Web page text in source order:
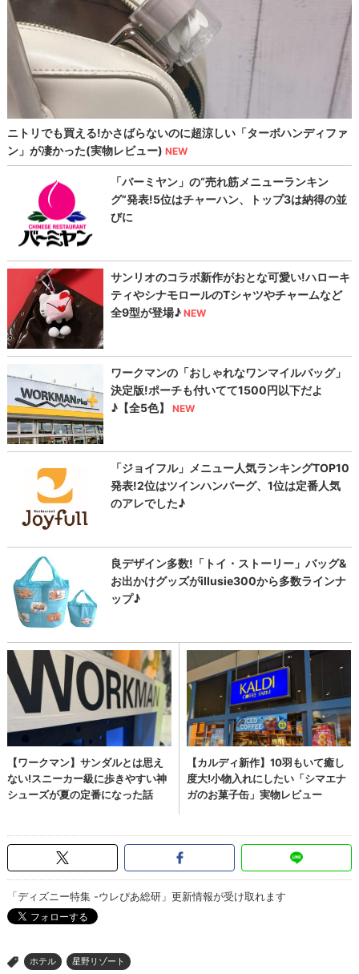
「ディズニー特集 -ウレぴあ総研」更新情報が受け取れます
> ホテル 星野リゾート